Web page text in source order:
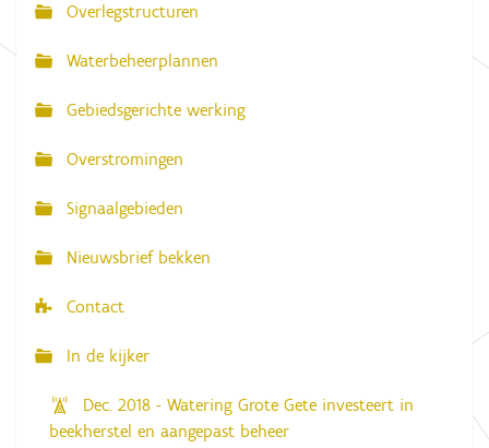
N
a
i
g
t
Overlegstructuren
Waterbeheerplannen
Gebiedsgerichte werking
Overstromingen
Signaalgebieden
Nieuwsbrief bekken
Contact
In de kijker
Dec. 2018 - Watering Grote Gete investeert in
beekherstel en aangepast beheer